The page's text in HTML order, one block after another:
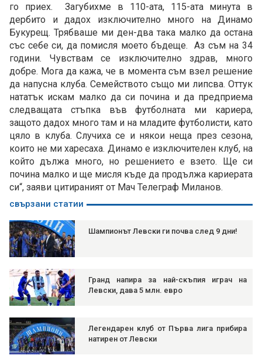
го приех. Загубихме в 110-ата, 115-ата минута в
дербито и дадох изключително много на Динамо
Букурещ. Трябваше ми ден-два така малко да остана
със себе си, да помисля моето бъдеще. Аз съм на 34
години. Чувствам се изключително здрав, много
добре. Мога да кажа, че в момента съм взел решение
да напусна клуба. Семейството също ми липсва. Оттук
нататък искам малко да си почина и да предприема
следващата стъпка във футболната ми кариера,
защото дадох много там и на младите футболисти, като
цяло в клуба. Случиха се и някои неща през сезона,
които не ми харесаха. Динамо е изключителен клуб, на
който дължа много, но решението е взето. Ще си
почина малко и ще мисля къде да продължа кариерата
си“, заяви цитираният от Мач Телеграф Миланов.
свързани статии
Шампионът Левски ги почва след 9 дни!
Гранд напира за най-скъпия играч на
Левски, дава 5 млн. евро
Легендарен клуб от Първа лига прибира
натирен от Левски